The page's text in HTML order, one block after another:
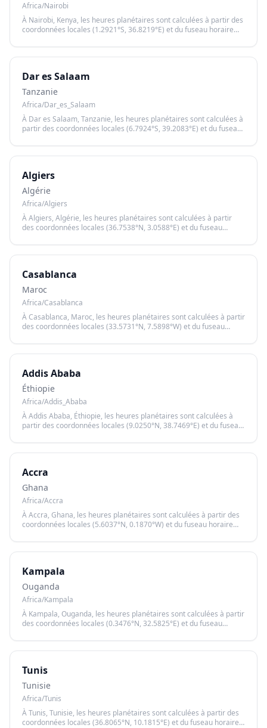
Africa/Nairobi
À Nairobi, Kenya, les heures planétaires sont calculées à partir des
coordonnées locales (1.2921°S, 36.8219°E) et du fuseau horaire
coucher du soleil.
Dar es Salaam
Tanzanie
Africa/Dar_es_Salaam
À Dar es Salaam, Tanzanie, les heures planétaires sont calculées à
partir des coordonnées locales (6.7924°S, 39.2083°E) et du fuseau
sur le lever et le coucher du soleil.
Algiers
Algérie
Africa/Algiers
À Algiers, Algérie, les heures planétaires sont calculées à partir
des coordonnées locales (36.7538°N, 3.0588°E) et du fuseau
lever et le coucher du soleil.
Casablanca
Maroc
Africa/Casablanca
À Casablanca, Maroc, les heures planétaires sont calculées à partir
des coordonnées locales (33.5731°N, 7.5898°W) et du fuseau
le lever et le coucher du soleil.
Addis Ababa
Éthiopie
Africa/Addis_Ababa
À Addis Ababa, Éthiopie, les heures planétaires sont calculées à
partir des coordonnées locales (9.0250°N, 38.7469°E) et du fuseau
le lever et le coucher du soleil.
Accra
Ghana
Africa/Accra
À Accra, Ghana, les heures planétaires sont calculées à partir des
coordonnées locales (5.6037°N, 0.1870°W) et du fuseau horaire
coucher du soleil.
Kampala
Ouganda
Africa/Kampala
À Kampala, Ouganda, les heures planétaires sont calculées à partir
des coordonnées locales (0.3476°N, 32.5825°E) et du fuseau
lever et le coucher du soleil.
Tunis
Tunisie
Africa/Tunis
À Tunis, Tunisie, les heures planétaires sont calculées à partir des
coordonnées locales (36.8065°N, 10.1815°E) et du fuseau horaire